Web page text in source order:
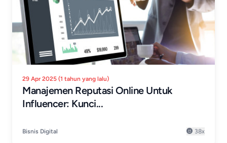
29 Apr 2025 (1 tahun yang lalu)
Manajemen Reputasi Online Untuk
Influencer: Kunci...
Bisnis Digital 38x